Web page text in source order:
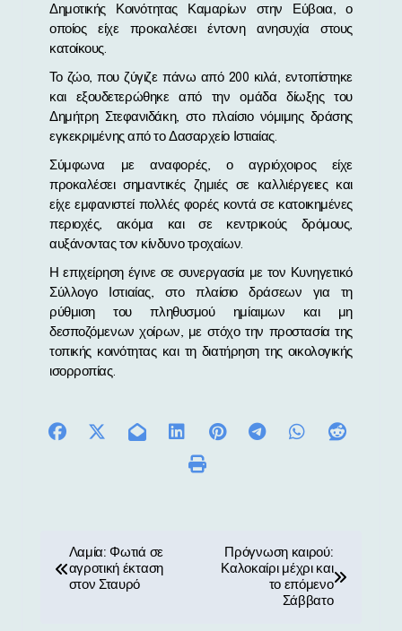
Δημοτικής Κοινότητας Καμαρίων στην Εύβοια, ο
οποίος είχε προκαλέσει έντονη ανησυχία στους
κατοίκους.
Το ζώο, που ζύγιζε πάνω από 200 κιλά, εντοπίστηκε
και εξουδετερώθηκε από την ομάδα δίωξης του
Δημήτρη Στεφανιδάκη, στο πλαίσιο νόμιμης δράσης
εγκεκριμένης από το Δασαρχείο Ιστιαίας.
Σύμφωνα με αναφορές, ο αγριόχοιρος είχε
προκαλέσει σημαντικές ζημιές σε καλλιέργειες και
είχε εμφανιστεί πολλές φορές κοντά σε κατοικημένες
περιοχές, ακόμα και σε κεντρικούς δρόμους,
αυξάνοντας τον κίνδυνο τροχαίων.
Η επιχείρηση έγινε σε συνεργασία με τον Κυνηγετικό
Σύλλογο Ιστιαίας, στο πλαίσιο δράσεων για τη
ρύθμιση του πληθυσμού ημίαιμων και μη
δεσποζόμενων χοίρων, με στόχο την προστασία της
τοπικής κοινότητας και τη διατήρηση της οικολογικής
ισορροπίας.
Λαμία: Φωτιά σε
αγροτική έκταση
στον Σταυρό
Πρόγνωση καιρού:
Καλοκαίρι μέχρι και
το επόμενο
Σάββατο